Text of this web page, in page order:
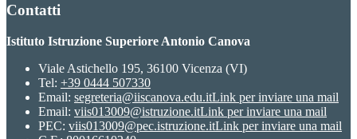
Contatti
Istituto Istruzione Superiore Antonio Canova
Viale Astichello 195, 36100 Vicenza (VI)
Tel: +39 0444 507330
Email: segreteria@iiscanova.edu.itLink per inviare una mail
Email: viis013009@istruzione.itLink per inviare una mail
PEC: viis013009@pec.istruzione.itLink per inviare una mail